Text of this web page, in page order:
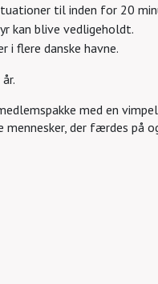
til inden for 20
kan blive vedligeholdt.
i flere danske havne.
med en
der færdes på